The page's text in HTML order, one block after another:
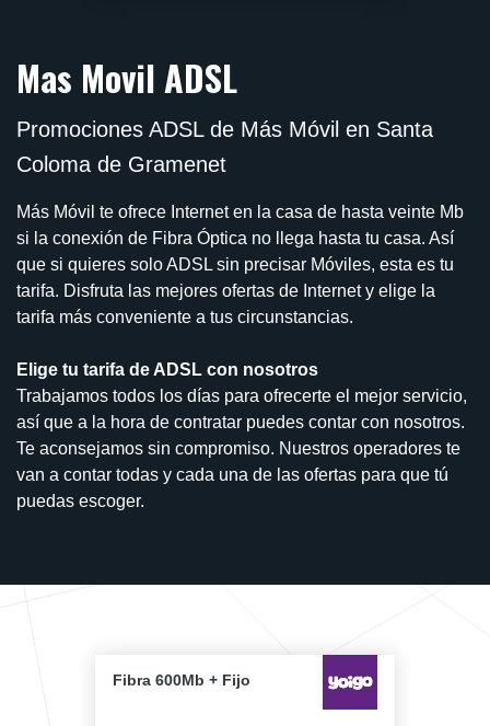
Mas Movil ADSL
Promociones ADSL de Más Móvil en Santa
Coloma de Gramenet
Más Móvil te ofrece Internet en la casa de hasta veinte Mb
si la conexión de Fibra Óptica no llega hasta tu casa. Así
que si quieres solo ADSL sin precisar Móviles, esta es tu
tarifa. Disfruta las mejores ofertas de Internet y elige la
tarifa más conveniente a tus circunstancias.
Elige tu tarifa de ADSL con nosotros
Trabajamos todos los días para ofrecerte el mejor servicio,
así que a la hora de contratar puedes contar con nosotros.
Te aconsejamos sin compromiso. Nuestros operadores te
van a contar todas y cada una de las ofertas para que tú
puedas escoger.
Fibra 600Mb + Fijo